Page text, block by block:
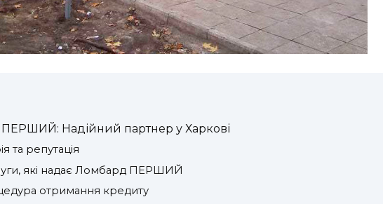
Надійний партнер у Харкові
та репутація
які надає Ломбард ПЕРШИЙ
отримання кредиту